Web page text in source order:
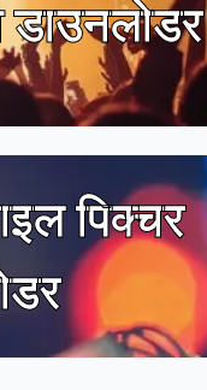
डाउनलोडर
पिक्चर